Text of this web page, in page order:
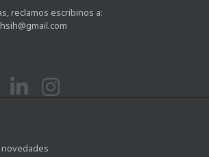
reclamos escribinos a: